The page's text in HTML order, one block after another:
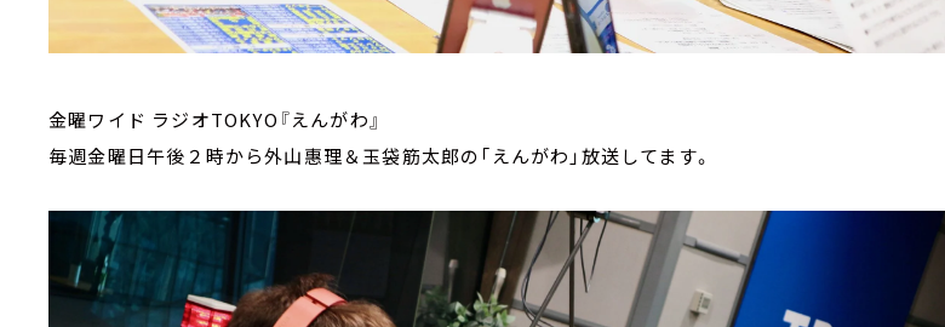
金曜ワイド ラジオTOKYO『えんがわ』
毎週金曜日午後２時から外山惠理＆玉袋筋太郎の「えんがわ」放送してます。